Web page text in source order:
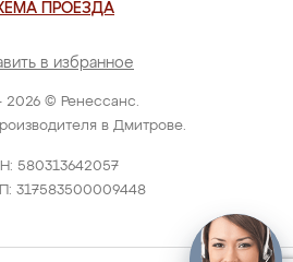
2026 © Ренессанс.
в Дмитрове.
580313642057
317583500009448
ПРОЕЗДА
в избранное